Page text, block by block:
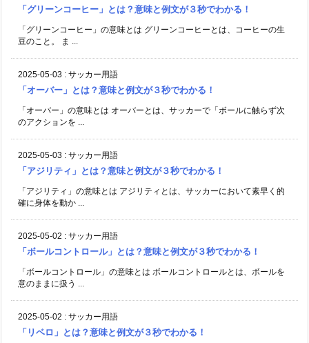
「グリーンコーヒー」とは？意味と例文が３秒でわかる！
「グリーンコーヒー」の意味とは グリーンコーヒーとは、コーヒーの生
豆のこと。 ま ...
2025-05-03 : サッカー用語
「オーバー」とは？意味と例文が３秒でわかる！
「オーバー」の意味とは オーバーとは、サッカーで「ボールに触らず次
のアクションを ...
2025-05-03 : サッカー用語
「アジリティ」とは？意味と例文が３秒でわかる！
「アジリティ」の意味とは アジリティとは、サッカーにおいて素早く的
確に身体を動か ...
2025-05-02 : サッカー用語
「ボールコントロール」とは？意味と例文が３秒でわかる！
「ボールコントロール」の意味とは ボールコントロールとは、ボールを
意のままに扱う ...
2025-05-02 : サッカー用語
「リベロ」とは？意味と例文が３秒でわかる！